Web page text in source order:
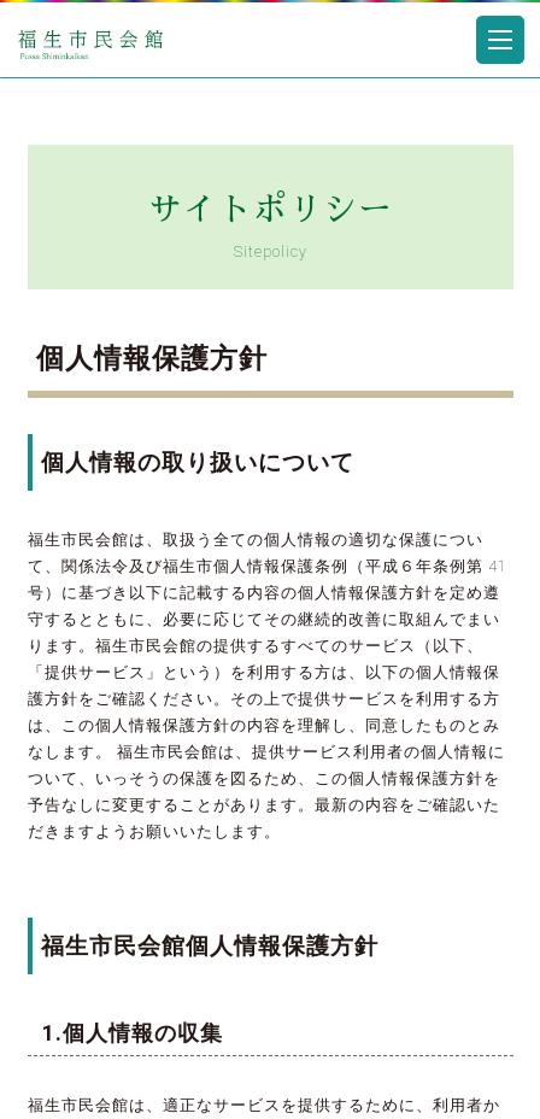
サイトポリシー
Sitepolicy
個人情報保護方針
個人情報の取り扱いについて
福生市民会館は、取扱う全ての個人情報の適切な保護につい
て、関係法令及び福生市個人情報保護条例（平成６年条例第 41
号）に基づき以下に記載する内容の個人情報保護方針を定め遵
守するとともに、必要に応じてその継続的改善に取組んでまい
ります。福生市民会館の提供するすべてのサービス（以下、
「提供サービス」という）を利用する方は、以下の個人情報保
護方針をご確認ください。その上で提供サービスを利用する方
は、この個人情報保護方針の内容を理解し、同意したものとみ
なします。 福生市民会館は、提供サービス利用者の個人情報に
ついて、いっそうの保護を図るため、この個人情報保護方針を
予告なしに変更することがあります。最新の内容をご確認いた
だきますようお願いいたします。
福生市民会館個人情報保護方針
個人情報の収集
福生市民会館は、適正なサービスを提供するために、利用者か